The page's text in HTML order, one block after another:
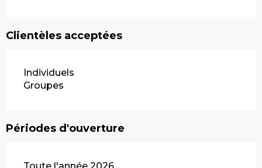
Clientèles acceptées
Individuels
Groupes
Périodes d'ouverture